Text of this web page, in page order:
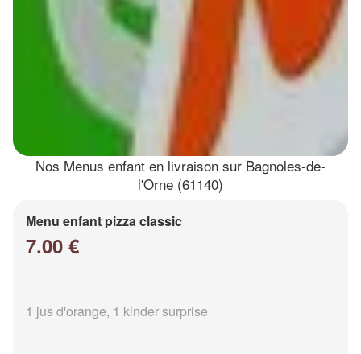
Nos Menus enfant en livraison sur Bagnoles-de-
l'Orne (61140)
Menu enfant pizza classic
7.00 €
1 jus d'orange, 1 kinder surprise